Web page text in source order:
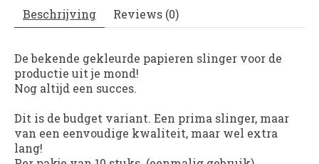
Beschrijving Reviews (0)
De bekende gekleurde papieren slinger voor de
productie uit je mond!
Nog altijd een succes.
Dit is de budget variant. Een prima slinger, maar
van een eenvoudige kwaliteit, maar wel extra
lang!